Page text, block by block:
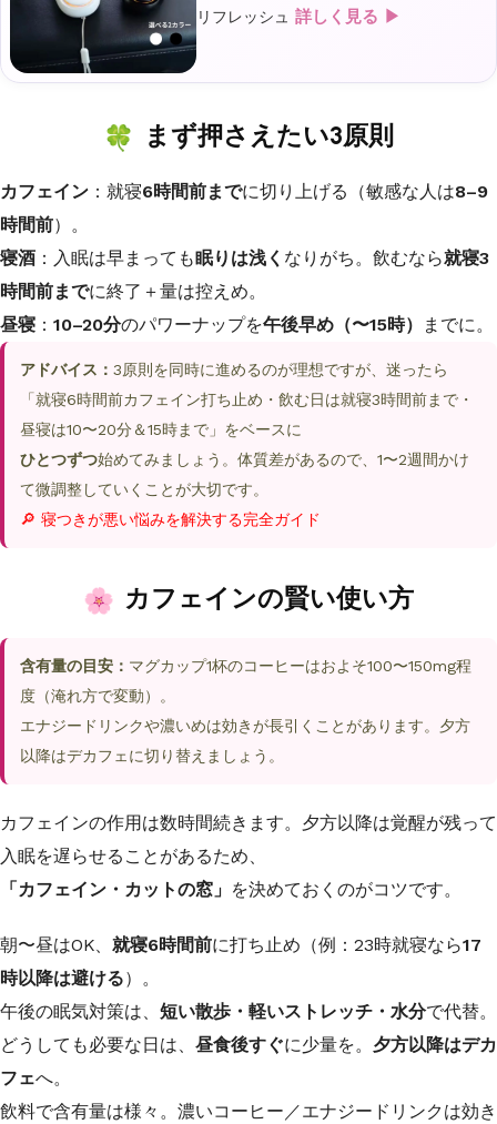
リフレッシュ 詳しく見る ▶
まず押さえたい3原則
カフェイン ：就寝6時間前までに切り上げる（敏感な人は8–9
時間前）。
寝酒 ：入眠は早まっても眠りは浅く なりがち。飲むなら就寝3
時間前までに終了＋量は控えめ。
昼寝 ： 10–20分のパワーナップを午後早め（〜15時） までに。
アドバイス： 3原則を同時に進めるのが理想ですが、迷ったら
「就寝6時間前カフェイン打ち止め・飲む日は就寝3時間前まで・
昼寝は10〜20分＆15時まで」をベースに
ひとつずつ始めてみましょう。体質差があるので、1〜2週間かけ
て微調整していくことが大切です。
🔎 寝つきが悪い悩みを解決する完全ガイド
カフェインの賢い使い方
含有量の目安： マグカップ1杯のコーヒーはおよそ100〜150mg程
度（淹れ方で変動）。
エナジードリンクや濃いめは効きが長引くことがあります。夕方
以降はデカフェに切り替えましょう。
カフェインの作用は数時間続きます。夕方以降は覚醒が残って
入眠を遅らせることがあるため、
「カフェイン・カットの窓」 を決めておくのがコツです。
朝〜昼はOK、 就寝6時間前に打ち止め（例：23時就寝なら17
時以降は避ける）。
午後の眠気対策は、 短い散歩・軽いストレッチ・水分で代替。
どうしても必要な日は、 昼食後すぐに少量を。 夕方以降はデカ
フェへ。
飲料で含有量は様々。濃いコーヒー／エナジードリンクは効き